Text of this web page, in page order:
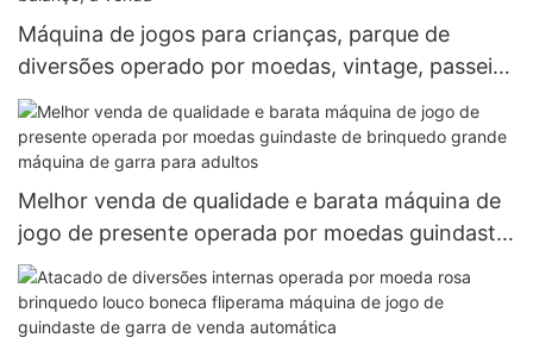
Máquina de jogos para crianças, parque de
diversões operado por moedas, vintage, passeio
infantil, carro de balanço, à venda
Melhor venda de qualidade e barata máquina de
jogo de presente operada por moedas guindaste
de brinquedo grande máquina de garra para
adultos